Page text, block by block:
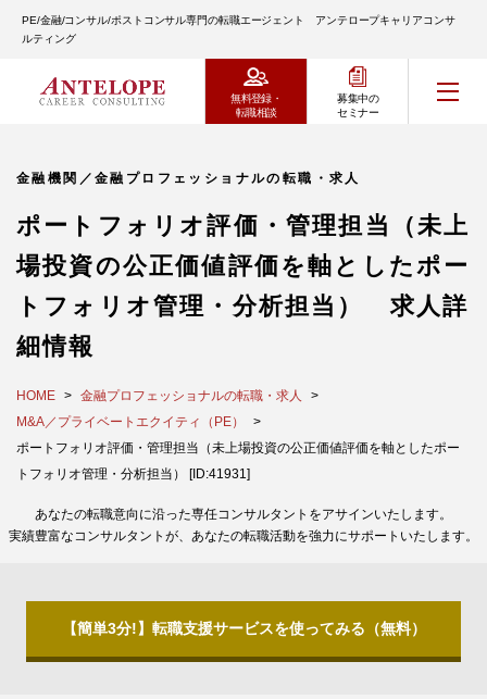
PE/金融/コンサル/ポストコンサル専門の転職エージェント アンテロープキャリアコンサ
ルティング
無料登録・
転職相談
募集中の
セミナー
金融機関／金融プロフェッショナルの転職・求人
ポートフォリオ評価・管理担当（未上
場投資の公正価値評価を軸としたポー
トフォリオ管理・分析担当） 求人詳
細情報
HOME
金融プロフェッショナルの転職・求人
M&A／プライベートエクイティ（PE）
ポートフォリオ評価・管理担当（未上場投資の公正価値評価を軸としたポー
トフォリオ管理・分析担当） [ID:41931]
あなたの転職意向に沿った専任コンサルタントをアサインいたします。
実績豊富なコンサルタントが、あなたの転職活動を強力にサポートいたします。
【簡単3分!】転職支援サービスを使ってみる（無料）